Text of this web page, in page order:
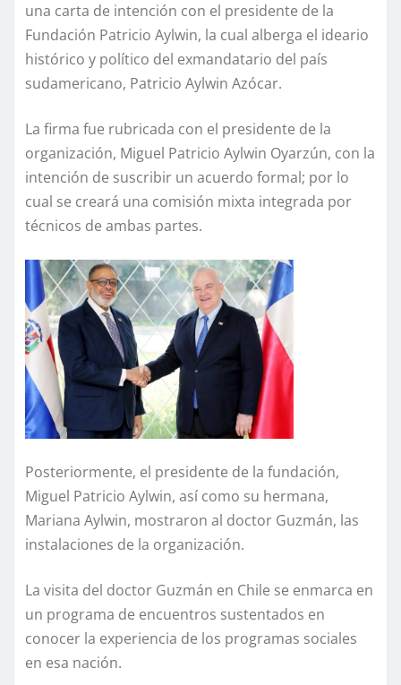
una carta de intención con el presidente de la
Fundación Patricio Aylwin, la cual alberga el ideario
histórico y político del exmandatario del país
sudamericano, Patricio Aylwin Azócar.
La firma fue rubricada con el presidente de la
organización, Miguel Patricio Aylwin Oyarzún, con la
intención de suscribir un acuerdo formal; por lo
cual se creará una comisión mixta integrada por
técnicos de ambas partes.
Posteriormente, el presidente de la fundación,
Miguel Patricio Aylwin, así como su hermana,
Mariana Aylwin, mostraron al doctor Guzmán, las
instalaciones de la organización.
La visita del doctor Guzmán en Chile se enmarca en
un programa de encuentros sustentados en
conocer la experiencia de los programas sociales
en esa nación.